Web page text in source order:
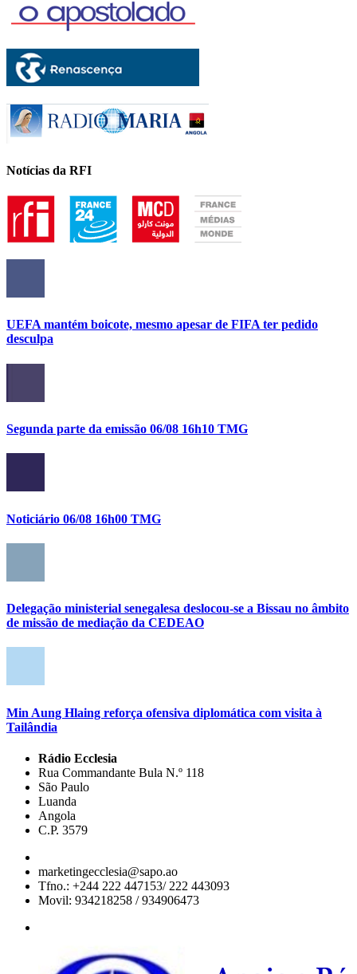
Notícias da RFI
UEFA mantém boicote, mesmo apesar de FIFA ter pedido
desculpa
Segunda parte da emissão 06/08 16h10 TMG
Noticiário 06/08 16h00 TMG
Delegação ministerial senegalesa deslocou-se a Bissau no âmbito
de missão de mediação da CEDEAO
Min Aung Hlaing reforça ofensiva diplomática com visita à
Tailândia
Rádio Ecclesia
Rua Commandante Bula N.º 118
São Paulo
Luanda
Angola
C.P. 3579
marketingecclesia@sapo.ao
Tfno.: +244 222 447153/ 222 443093
Movil: 934218258 / 934906473